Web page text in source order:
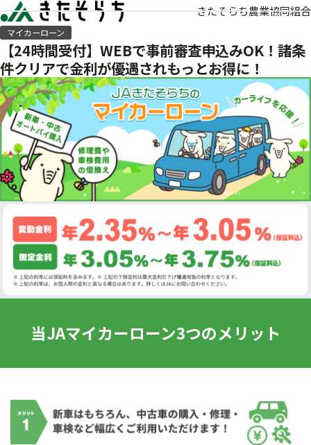
きたそらち農業協同組合
マイカーローン
【24時間受付】WEBで事前審査申込みOK！諸条
件クリアで金利が優遇されもっとお得に！
当JAマイカーローン3つのメリット